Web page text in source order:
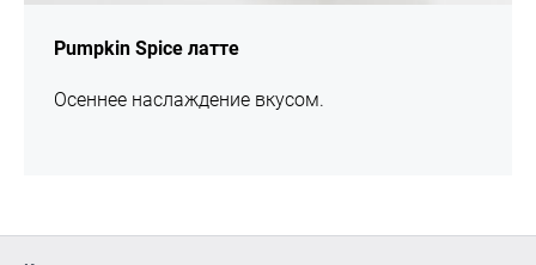
Pumpkin Spice латте
Осеннее наслаждение вкусом.